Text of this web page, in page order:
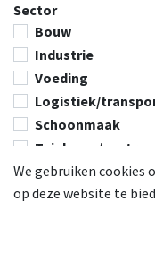
Sector
Bouw
Industrie
Voeding
Logistiek/
Schoonmaak
Tuinbouw/centra
DIY
Andere
We gebruiken cookies
op deze website te